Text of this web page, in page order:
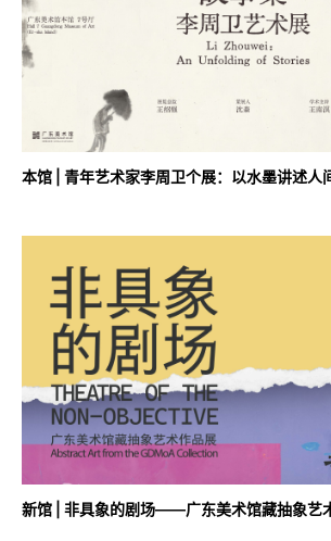
本馆 | 青年艺术家李周卫个展：以水墨讲述人
新馆 | 非具象的剧场——广东美术馆藏抽象艺